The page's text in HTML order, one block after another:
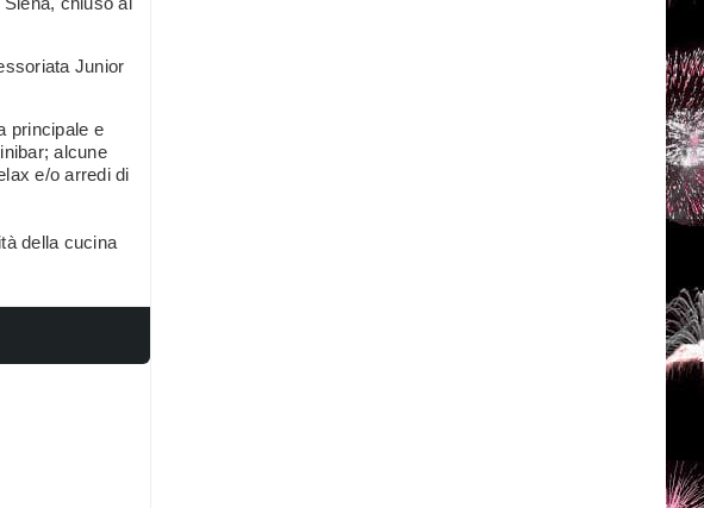
Junior
principale e
alcune
e/o arredi di
della cucina